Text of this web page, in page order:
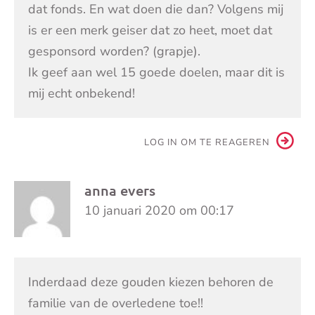
dat fonds. En wat doen die dan? Volgens mij
is er een merk geiser dat zo heet, moet dat
gesponsord worden? (grapje).
Ik geef aan wel 15 goede doelen, maar dit is
mij echt onbekend!
LOG IN OM TE REAGEREN
anna evers
10 januari 2020 om 00:17
Inderdaad deze gouden kiezen behoren de
familie van de overledene toe!!